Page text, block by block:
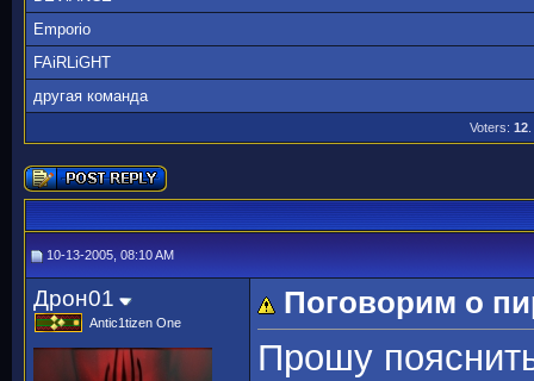
Emporio
FAiRLiGHT
другая команда
Voters: 12.
10-13-2005, 08:10 AM
Дрон01
Antic1tizen One
Поговорим о
Прошу